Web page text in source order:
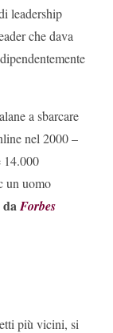
leadership
che dava
a sbarcare
nel 2000 –
14.000
un uomo
daForbes
più vicini, si